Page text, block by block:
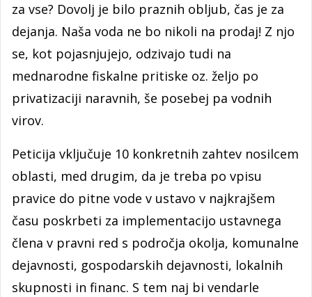
za vse? Dovolj je bilo praznih obljub, čas je za
dejanja. Naša voda ne bo nikoli na prodaj! Z njo
se, kot pojasnjujejo, odzivajo tudi na
mednarodne fiskalne pritiske oz. željo po
privatizaciji naravnih, še posebej pa vodnih
virov.
Peticija vključuje 10 konkretnih zahtev nosilcem
oblasti, med drugim, da je treba po vpisu
pravice do pitne vode v ustavo v najkrajšem
času poskrbeti za implementacijo ustavnega
člena v pravni red s področja okolja, komunalne
dejavnosti, gospodarskih dejavnosti, lokalnih
skupnosti in financ. S tem naj bi vendarle